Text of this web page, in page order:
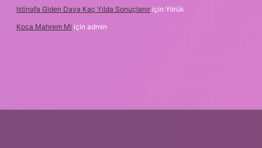
Istinafa Giden Dava Kaç Yılda Sonuçlanır için Yörük
Koca Mahrem Mi için admin